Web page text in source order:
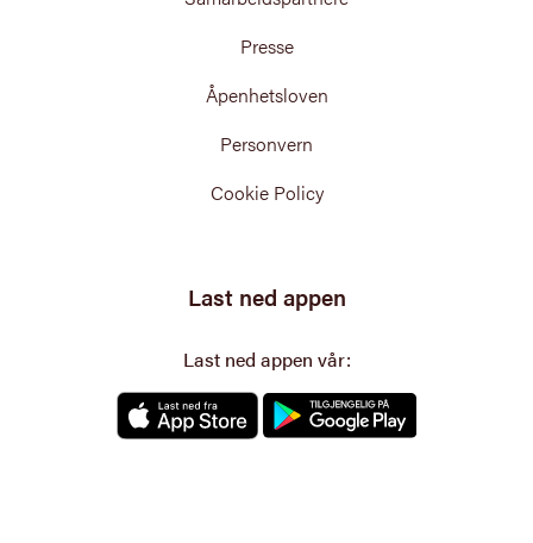
Presse
Åpenhetsloven
Personvern
Cookie Policy
Last ned appen
Last ned appen vår: